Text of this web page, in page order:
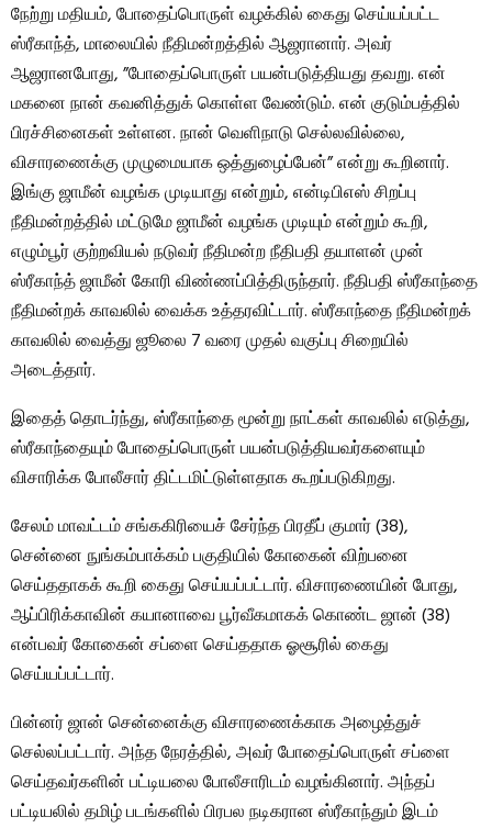
நேற்று மதியம், போதைப்பொருள் வழக்கில் கைது செய்யப்பட்ட
ஸ்ரீகாந்த், மாலையில் நீதிமன்றத்தில் ஆஜரானார். அவர்
ஆஜரானபோது, ​​”போதைப்பொருள் பயன்படுத்தியது தவறு. என்
மகனை நான் கவனித்துக் கொள்ள வேண்டும். என் குடும்பத்தில்
பிரச்சினைகள் உள்ளன. நான் வெளிநாடு செல்லவில்லை,
விசாரணைக்கு முழுமையாக ஒத்துழைப்பேன்” என்று கூறினார்.
இங்கு ஜாமீன் வழங்க முடியாது என்றும், என்டிபிஎஸ் சிறப்பு
நீதிமன்றத்தில் மட்டுமே ஜாமீன் வழங்க முடியும் என்றும் கூறி,
எழும்பூர் குற்றவியல் நடுவர் நீதிமன்ற நீதிபதி தயாளன் முன்
ஸ்ரீகாந்த் ஜாமீன் கோரி விண்ணப்பித்திருந்தார். நீதிபதி ஸ்ரீகாந்தை
நீதிமன்றக் காவலில் வைக்க உத்தரவிட்டார். ஸ்ரீகாந்தை நீதிமன்றக்
காவலில் வைத்து ஜூலை 7 வரை முதல் வகுப்பு சிறையில்
அடைத்தார்.
இதைத் தொடர்ந்து, ஸ்ரீகாந்தை மூன்று நாட்கள் காவலில் எடுத்து,
ஸ்ரீகாந்தையும் போதைப்பொருள் பயன்படுத்தியவர்களையும்
விசாரிக்க போலீசார் திட்டமிட்டுள்ளதாக கூறப்படுகிறது.
சேலம் மாவட்டம் சங்ககிரியைச் சேர்ந்த பிரதீப் குமார் (38),
சென்னை நுங்கம்பாக்கம் பகுதியில் கோகைன் விற்பனை
செய்ததாகக் கூறி கைது செய்யப்பட்டார். விசாரணையின் போது, ​​
ஆப்பிரிக்காவின் கயானாவை பூர்வீகமாகக் கொண்ட ஜான் (38)
என்பவர் கோகைன் சப்ளை செய்ததாக ஓசூரில் கைது
செய்யப்பட்டார்.
பின்னர் ஜான் சென்னைக்கு விசாரணைக்காக அழைத்துச்
செல்லப்பட்டார். அந்த நேரத்தில், அவர் போதைப்பொருள் சப்ளை
செய்தவர்களின் பட்டியலை போலீசாரிடம் வழங்கினார். அந்தப்
பட்டியலில் தமிழ் படங்களில் பிரபல நடிகரான ஸ்ரீகாந்தும் இடம்